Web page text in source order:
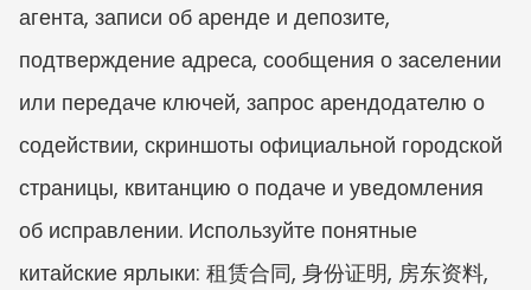
агента, записи об аренде и депозите,
подтверждение адреса, сообщения о заселении
или передаче ключей, запрос арендодателю о
содействии, скриншоты официальной городской
страницы, квитанцию о подаче и уведомления
об исправлении. Используйте понятные
китайские ярлыки: 租赁合同, 身份证明, 房东资料,